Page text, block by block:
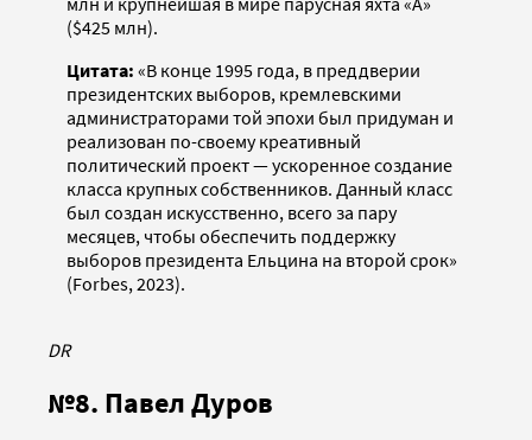
($425 млн).
Цитата: «В конце 1995 года, в преддверии
президентских выборов, кремлевскими
администраторами той эпохи был придуман и
реализован по-своему креативный
политический проект — ускоренное создание
класса крупных собственников. Данный класс
был создан искусственно, всего за пару
месяцев, чтобы обеспечить поддержку
выборов президента Ельцина на второй срок»
(Forbes, 2023).
DR
№8. Павел Дуров